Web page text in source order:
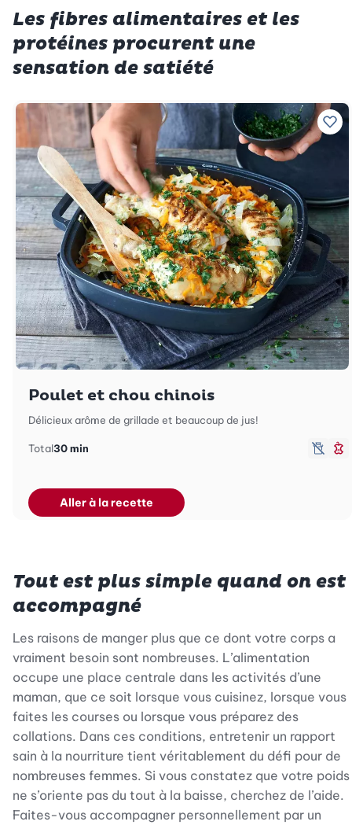
Les fibres alimentaires et les
protéines procurent une
sensation de satiété
Poulet et chou chinois
Délicieux arôme de grillade et beaucoup de jus!
Total30 min
sans
Aller à la recette
Tout est plus simple quand on est
accompagné
Les raisons de manger plus que ce dont votre corps a
vraiment besoin sont nombreuses. L’alimentation
occupe une place centrale dans les activités d’une
maman, que ce soit lorsque vous cuisinez, lorsque vous
faites les courses ou lorsque vous préparez des
collations. Dans ces conditions, entretenir un rapport
sain à la nourriture tient véritablement du défi pour de
nombreuses femmes. Si vous constatez que votre poids
ne s’oriente pas du tout à la baisse, cherchez de l’aide.
Faites-vous accompagner personnellement par un